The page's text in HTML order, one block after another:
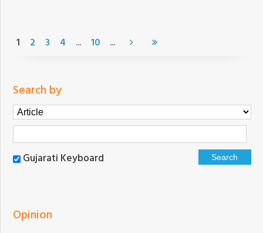
1 2 3 4 ... 10 ...
Search by
Gujarati Keyboard
Opinion